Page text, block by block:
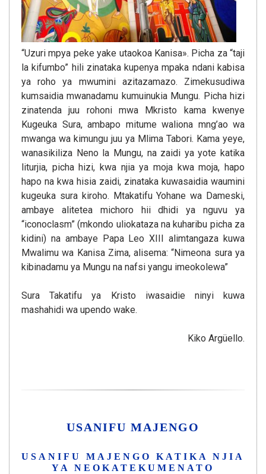
“Uzuri mpya peke yake utaokoa Kanisa». Picha za “taji
la kifumbo” hili zinataka kupenya mpaka ndani kabisa
ya roho ya mwumini azitazamazo. Zimekusudiwa
kumsaidia mwanadamu kumuinukia Mungu. Picha hizi
zinatenda juu rohoni mwa Mkristo kama kwenye
Kugeuka Sura, ambapo mitume waliona mng’ao wa
mwanga wa kimungu juu ya Mlima Tabori. Kama yeye,
wanasikiliza Neno la Mungu, na zaidi ya yote katika
liturjia, picha hizi, kwa njia ya moja kwa moja, hapo
hapo na kwa hisia zaidi, zinataka kuwasaidia waumini
kugeuka sura kiroho. Mtakatifu Yohane wa Dameski,
ambaye alitetea michoro hii dhidi ya nguvu ya
“iconoclasm” (mkondo uliokataza na kuharibu picha za
kidini) na ambaye Papa Leo XIII alimtangaza kuwa
Mwalimu wa Kanisa Zima, alisema: “Nimeona sura ya
kibinadamu ya Mungu na nafsi yangu imeokolewa”
Sura Takatifu ya Kristo iwasaidie ninyi kuwa
mashahidi wa upendo wake.
Kiko Argüello.
USANIFU MAJENGO
USANIFU MAJENGO KATIKA NJIA
YA NEOKATEKUMENATO